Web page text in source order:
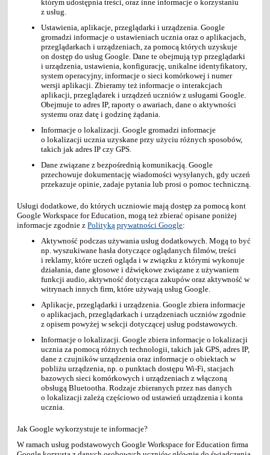
którym udostępnia treści, oraz inne informacje o korzystaniu
z usług.
Ustawienia, aplikacje, przeglądarki i urządzenia. Google
gromadzi informacje o ustawieniach ucznia oraz o aplikacjach,
przeglądarkach i urządzeniach, za pomocą których uzyskuje
on dostęp do usług Google. Dane te obejmują typ przeglądarki
i urządzenia, ustawienia, konfigurację, unikalne identyfikatory,
system operacyjny, informacje o sieci komórkowej i numer
wersji aplikacji. Zbieramy też informacje o interakcjach
aplikacji, przeglądarek i urządzeń uczniów z usługami Google.
Obejmuje to adres IP, raporty o awariach, dane o aktywności
systemu oraz datę i godzinę żądania.
Informacje o lokalizacji. Google gromadzi informacje
o lokalizacji ucznia uzyskane przy użyciu różnych sposobów,
takich jak adres IP czy GPS.
Dane związane z bezpośrednią komunikacją. Google
przechowuje dokumentację wiadomości wysyłanych, gdy uczeń
przekazuje opinie, zadaje pytania lub prosi o pomoc techniczną.
Usługi dodatkowe, do których uczniowie mają dostęp za pomocą kont
Google Workspace for Education, mogą też zbierać opisane poniżej
informacje zgodnie zPolityką prywatności Google:
Aktywność podczas używania usług dodatkowych. Mogą to być
np. wyszukiwane hasła dotyczące oglądanych filmów, treści
i reklamy, które uczeń ogląda i w związku z którymi wykonuje
działania, dane głosowe i dźwiękowe związane z używaniem
funkcji audio, aktywność dotycząca zakupów oraz aktywność w
witrynach innych firm, które używają usług Google.
Aplikacje, przeglądarki i urządzenia. Google zbiera informacje
o aplikacjach, przeglądarkach i urządzeniach uczniów zgodnie
z opisem powyżej w sekcji dotyczącej usług podstawowych.
Informacje o lokalizacji. Google zbiera informacje o lokalizacji
ucznia za pomocą różnych technologii, takich jak GPS, adres IP,
dane z czujników urządzenia oraz informacje o obiektach w
pobliżu urządzenia, np. o punktach dostępu Wi-Fi, stacjach
bazowych sieci komórkowych i urządzeniach z włączoną
obsługą Bluetootha. Rodzaje zbieranych przez nas danych
o lokalizacji zależą częściowo od ustawień urządzenia i konta
ucznia.
Jak Google wykorzystuje te informacje?
W ramach usług podstawowych Google Workspace for Education firma